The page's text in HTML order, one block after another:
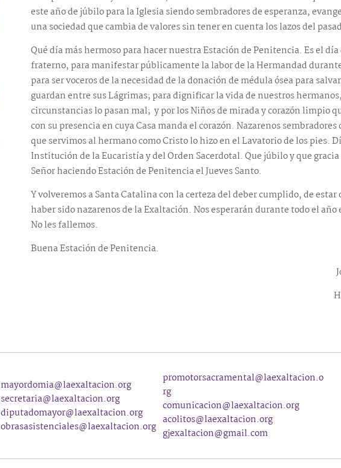
este año de júbilo para la Iglesia siendo sembradores de esperanza,
una sociedad que cambia de valores sin tener en cuenta los lazos del
Qué día más hermoso para hacer nuestra Estación de Penitencia. Es el
fraterno, para manifestar públicamente la labor de la Hermandad
para ser voceros de la necesidad de la donación de médula ósea para
guardan entre sus Lágrimas; para dignificar la vida de nuestros
circunstancias lo pasan mal; y por los Niños de mirada y corazón limpio
con su presencia en cuya Casa manda el corazón. Nazarenos sembradores
que servimos al hermano como Cristo lo hizo en el Lavatorio de los pies.
Institución de la Eucaristía y del Orden Sacerdotal. Que júbilo y que gracia
Señor haciendo Estación de Penitencia el Jueves Santo.
Y volveremos a Santa Catalina con la certeza del deber cumplido, de estar
haber sido nazarenos de la Exaltación. Nos esperarán durante todo el año
No les fallemos.
Buena Estación de Penitencia.
mayordomia@laexaltacion.org
secretaria@laexaltacion.org
diputadomayor@laexaltacion.org
obrasasistenciales@laexaltacion.org
promotorsacramental@laexaltacion.o
rg
comunicacion@laexaltacion.org
acolitos@laexaltacion.org
gjexaltacion@gmail.com